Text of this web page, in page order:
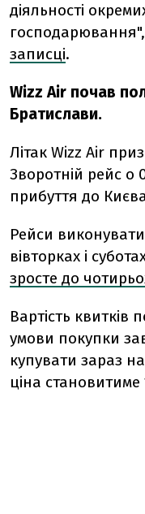
діяльності
записці.
Wizz Air почав
Братислави.
Літак Wizz Air
Зворотній рейс о
прибуття до
Рейси
вівторках і
зросте до
Вартість квитків
умови покупки
купувати зараз
ціна